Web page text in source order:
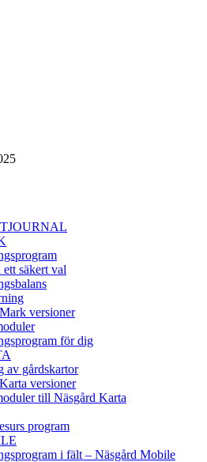
säkert val
versioner
för dig
av gårdskartor
versioner
till Näsgård Karta
program
i fält – Näsgård Mobile